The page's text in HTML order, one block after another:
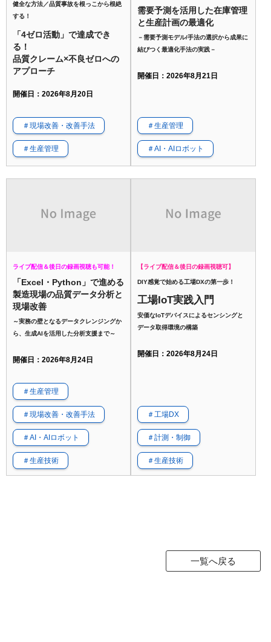
健全な方法／品質事故を根っこから根絶
する！
「4ゼロ活動」で達成でき
る！
品質クレーム×不良ゼロへの
アプローチ
開催日：2026年8月20日
＃現場改善・改善手法
＃生産管理
需要予測を活用した在庫管理
と生産計画の最適化
－需要予測モデル/手法の選択から成果に
結びつく最適化手法の実践－
開催日：2026年8月21日
＃生産管理
＃AI・AIロボット
ライブ配信＆後日の録画視聴も可能！
「Excel・Python」で進める
製造現場の品質データ分析と
現場改善
～実務の壁となるデータクレンジングか
ら、生成AIを活用した分析支援まで～
開催日：2026年8月24日
＃生産管理
＃現場改善・改善手法
＃AI・AIロボット
＃生産技術
【ライブ配信＆後日の録画視聴可】
DIY感覚で始める工場DXの第一歩！
工場IoT実践入門
安価なIoTデバイスによるセンシングと
データ取得環境の構築
開催日：2026年8月24日
＃工場DX
＃計測・制御
＃生産技術
一覧へ戻る